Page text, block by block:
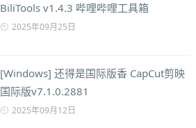
BiliTools v1.4.3 哔哩哔哩工具箱
2025年09月25日
[Windows] 还得是国际版香 CapCut剪映
国际版v7.1.0.2881
2025年09月12日